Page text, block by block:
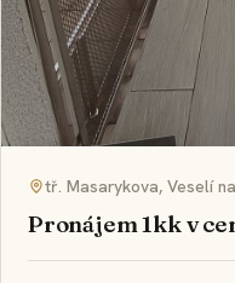
tř. Masarykova, Veselí
Pronájem 1kk v